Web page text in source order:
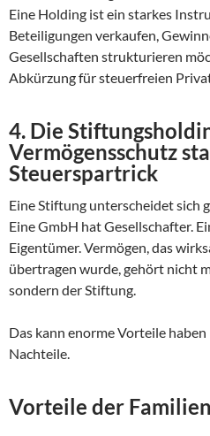
Eine Holding ist ein starkes
Beteiligungen verkaufen,
Gesellschaften strukturieren
Abkürzung für steuerfreien
4. Die
Vermögensschutz
Steuerspartrick
Eine Stiftung unterscheidet sich
Eine GmbH hat Gesellschafter.
Eigentümer. Vermögen, das
übertragen wurde, gehört nicht
sondern der Stiftung.
Das kann enorme Vorteile
Nachteile.
Vorteile der